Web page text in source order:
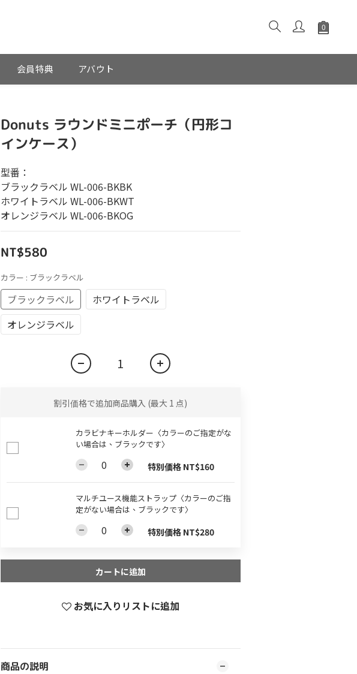
会員特典 アバウト
Donuts ラウンドミニポーチ（円形コ
インケース）
型番：
ブラックラベル WL-006-BKBK
ホワイトラベル WL-006-BKWT
オレンジラベル WL-006-BKOG
NT$580
カラー : ブラックラベル
ブラックラベル
ホワイトラベル
オレンジラベル
割引価格で追加商品購入 (最大 1 点)
カラビナキーホルダー〈カラーのご指定がな
い場合は、ブラックです〉
特別価格 NT$160
マルチユース機能ストラップ〈カラーのご指
定がない場合は、ブラックです〉
特別価格 NT$280
カートに追加
お気に入りリストに追加
商品の説明